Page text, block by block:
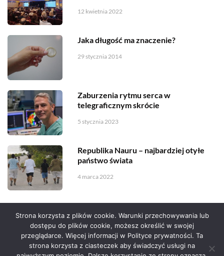
12 kwietnia 2022
Jaka długość ma znaczenie?
29 stycznia 2014
Zaburzenia rytmu serca w
telegraficznym skrócie
5 stycznia 2023
Republika Nauru – najbardziej otyłe
państwo świata
4 marca 2022
Serwis zaprojektował Grzegorz Sztank .
Strona korzysta z plików cookie. Warunki przechowywania lub
dostępu do plików cookie, możesz określić w swojej
przeglądarce. Więcej informacji w Polityce prywatności. Ta
strona korzysta z ciasteczek aby świadczyć usługi na